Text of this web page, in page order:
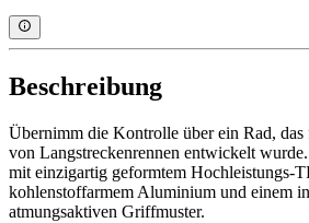
Beschreibung
Übernimm die Kontrolle über ein Rad,
von Langstreckenrennen entwickelt
mit einzigartig geformtem Hochleistungs-
kohlenstoffarmem Aluminium und einem
atmungsaktiven Griffmuster.